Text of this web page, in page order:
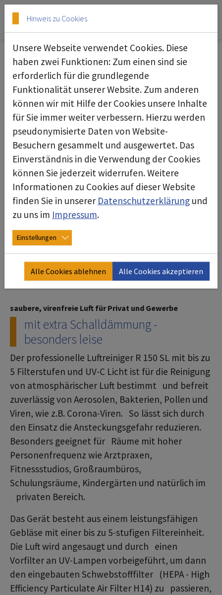
Skip to main content
Skip to page footer
Luftreiniger R 150 SL
saubere, virenfreie Luft für Privat und Gewerbe
mit extra Schalldämmung -
besonders leise
Der professionelle Luftreiniger R 150 SL mit bis zu
5 Filterstufen und UV-C Licht ist für die Reinigung
von atmosphärischer Luft bestimmt und befreit
zuverlässig von Aerosolen, Bakterien, Pollen und
Viren, wie z.B. Corona-Viren. So lässt sich durch
den Einsatz die Ansteckungsgefahr reduzieren.
Besonders geeignet für Räume mit hoher
Personenfrequenz wie Arztpraxen,
Fitnessstudios, Großraumbüros,
Schulungsräume, Kindergärten und natürlich im
privaten Bereich.
Das Gerät besteht aus einem leistungsfähigen
Gebläse mit einer bis zu 5-stufigen Filtereinheit.
Die Luft wird angesaugt und durch einen
Vorfilter an UV-Lampen vorbeigeführt, um dann
den eingebauten Schwebstofffilter (HEPA - High
Efficiency Particulate Air Filter H14) zu passieren,
Hinweis zu Cookies
Unsere Webseite verwendet Cookies. Diese
haben zwei Funktionen: Zum einen sind sie
erforderlich für die grundlegende
Funktionalität unserer Website. Zum anderen
können wir mit Hilfe der Cookies unsere Inhalte
für Sie immer weiter verbessern. Hierzu werden
pseudonymisierte Daten von Website-
Besuchern gesammelt und ausgewertet. Das
Einverständnis in die Verwendung der Cookies
können Sie jederzeit widerrufen. Weitere
Informationen zu Cookies auf dieser Website
finden Sie in unserer Datenschutzerklärung und
zu uns im Impressum.
Einstellungen
Alle Cookies ablehnen Alle Cookies akzeptieren